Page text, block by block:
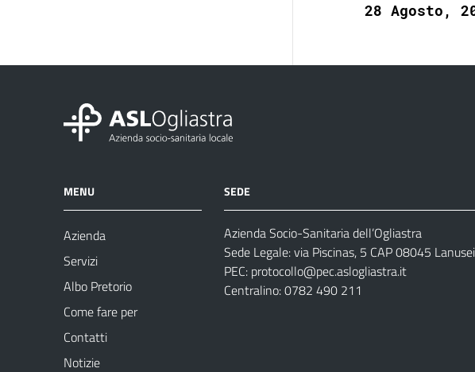
28 Agosto,
MENU
Azienda
Servizi
Albo Pretorio
Come fare per
Contatti
Notizie
SEDE
Azienda Socio-Sanitaria dell’Ogliastra
Sede Legale: via Piscinas, 5 CAP 08045
PEC: protocollo@pec.aslogliastra.it
Centralino: 0782 490 211